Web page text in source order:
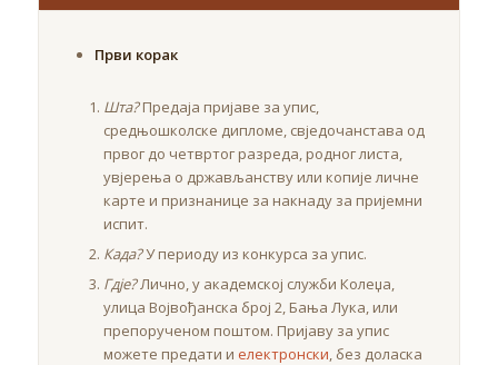
Први корак
Шта?Предаја пријаве за упис,
средњошколске дипломе, свједочанстава од
првог до четвртог разреда, родног листа,
увјерења о држављанству или копије личне
карте и признанице за накнаду за пријемни
испит.
Када?У периоду из конкурса за упис.
Гдје?Лично, у академској служби Колеџа,
улица Војвођанска број 2, Бања Лука, или
препорученом поштом. Пријаву за упис
можете предати и електронски, без доласка